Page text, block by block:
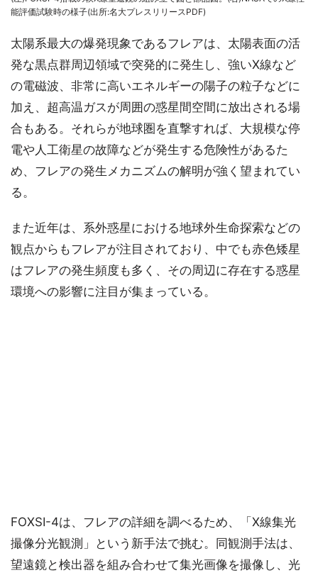
能評価試験時の様子(出所:名大プレスリリースPDF)
太陽系最大の爆発現象であるフレアは、太陽表面の活
発な黒点群周辺領域で突発的に発生し、強いX線など
の電磁波、非常に高いエネルギーの陽子の粒子などに
加え、超高温ガスが周囲の惑星間空間に放出される場
合もある。それらが地球圏を直撃すれば、大規模な停
電や人工衛星の故障などが発生する危険性があるた
め、フレアの発生メカニズムの解明が強く望まれてい
る。
また近年は、系外惑星における地球外生命探索などの
観点からもフレアが注目されており、中でも赤色矮星
はフレアの発生頻度も多く、その周辺に存在する惑星
環境への影響に注目が集まっている。
FOXSI-4は、フレアの詳細を調べるため、「X線集光
撮像分光観測」という新手法で挑む。同観測手法は、
望遠鏡と検出器を組み合わせて集光画像を撮像し、光